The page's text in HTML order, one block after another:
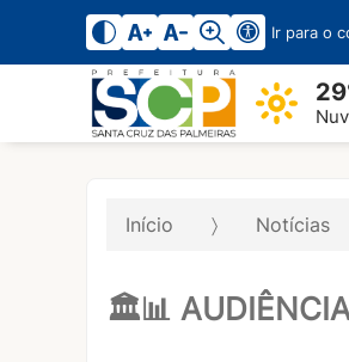
Ir para o
Início Notícias
🏛️📊